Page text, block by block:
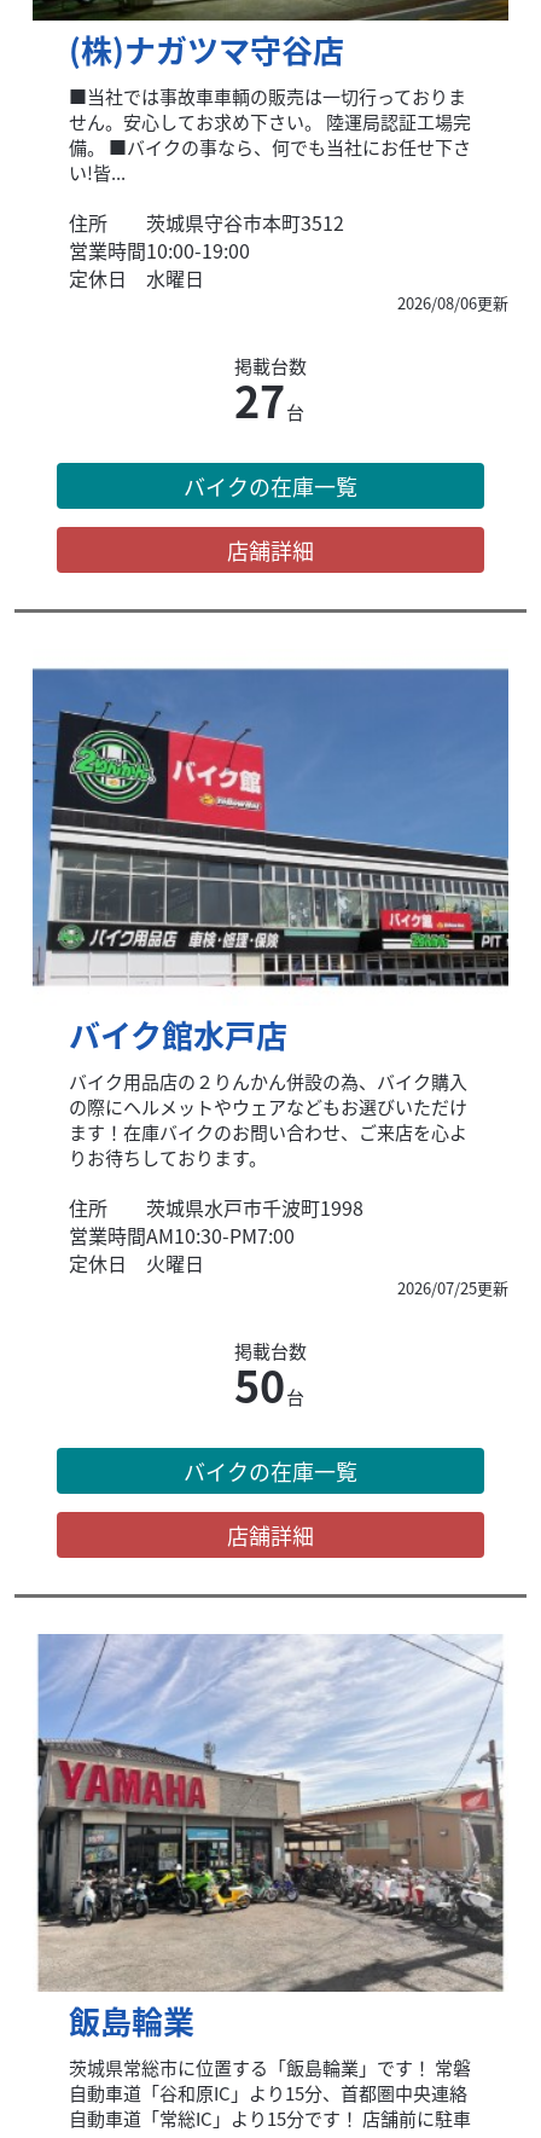
(株)ナガツマ守谷店
■当社では事故車車輌の販売は一切行っておりま
せん。安心してお求め下さい。 陸運局認証工場完
備。 ■バイクの事なら、何でも当社にお任せ下さ
い!皆...
住所
茨城県守谷市本町3512
営業時間10:00-19:00
定休日
水曜日
2026/08/06更新
掲載台数
27台
バイクの在庫一覧
店舗詳細
バイク館水戸店
バイク用品店の２りんかん併設の為、バイク購入
の際にヘルメットやウェアなどもお選びいただけ
ます！在庫バイクのお問い合わせ、ご来店を心よ
りお待ちしております。
住所
茨城県水戸市千波町1998
営業時間AM10:30-PM7:00
定休日
火曜日
2026/07/25更新
掲載台数
50台
バイクの在庫一覧
店舗詳細
飯島輪業
茨城県常総市に位置する「飯島輪業」です！ 常磐
自動車道「谷和原IC」より15分、首都圏中央連絡
自動車道「常総IC」より15分です！ 店舗前に駐車